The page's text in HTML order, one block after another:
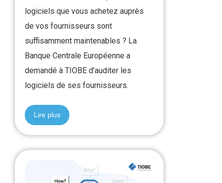
logiciels que vous achetez auprès
de vos fournisseurs sont
suffisamment maintenables ? La
Banque Centrale Européenne a
demandé à TIOBE d'auditer les
logiciels de ses fournisseurs.
Lire plus